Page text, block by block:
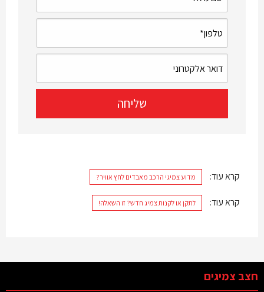
קרא עוד: מדוע צמיגי הרכב מאבדים לחץ אוויר?
קרא עוד: לתקן או לקנות צמיג חדש? זו השאלה!
חצב צמיגים